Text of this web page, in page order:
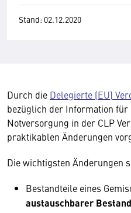
Stand: 02.12.2020
Durch die Delegierte (EU)
bezüglich der Information
Notversorgung in der CLP
praktikablen Änderungen
Die wichtigsten Änderungen
Bestandteile eines
austauschbarer